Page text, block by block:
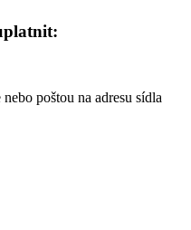
poštou na adresu sídla